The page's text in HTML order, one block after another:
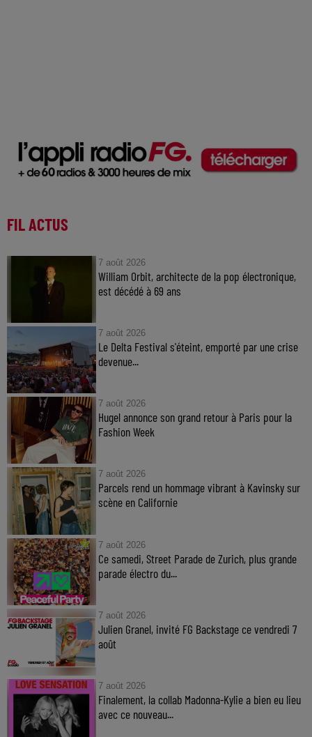
FIL ACTUS
7 août 2026
William Orbit, architecte de la pop électronique,
est décédé à 69 ans
7 août 2026
Le Delta Festival s'éteint, emporté par une crise
devenue...
7 août 2026
Hugel annonce son grand retour à Paris pour la
Fashion Week
7 août 2026
Parcels rend un hommage vibrant à Kavinsky sur
scène en Californie
7 août 2026
Ce samedi, Street Parade de Zurich, plus grande
parade électro du...
7 août 2026
Julien Granel, invité FG Backstage ce vendredi 7
août
7 août 2026
Finalement, la collab Madonna-Kylie a bien eu lieu
avec ce nouveau...